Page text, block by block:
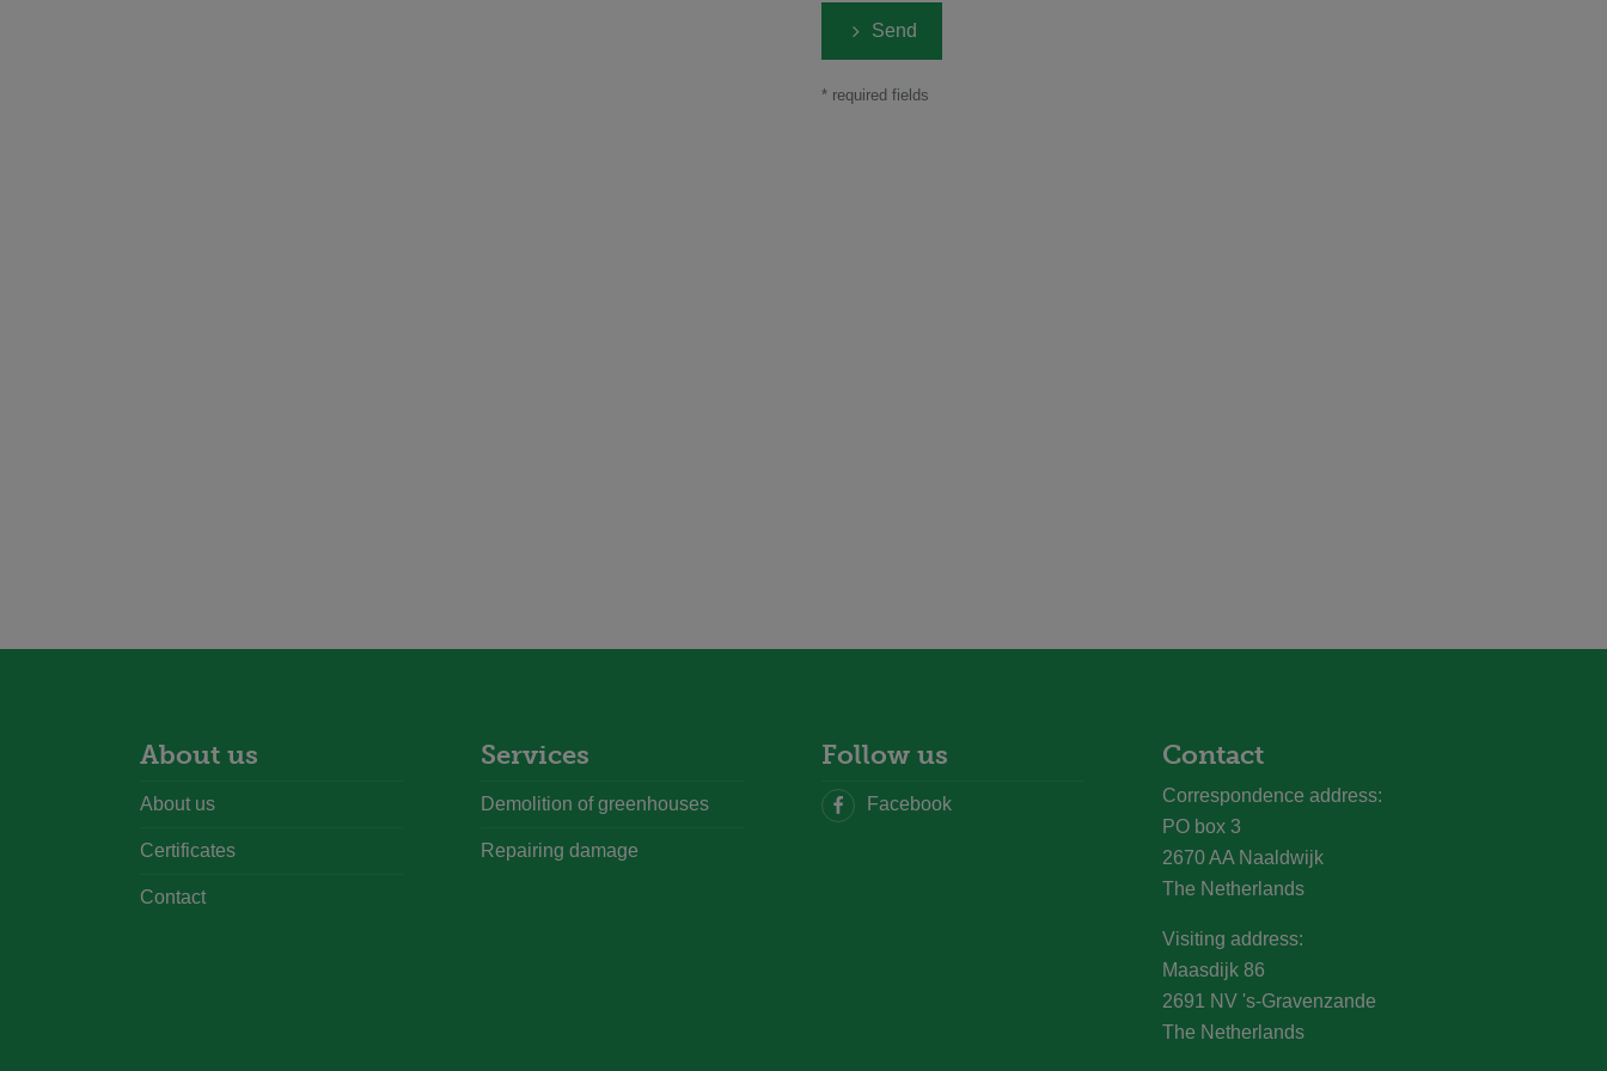
Send
* required fields
About us
About us
Certificates
Contact
Services
Demolition of greenhouses
Repairing damage
Follow us
Facebook
Contact
Correspondence address:
PO box 3
2670 AA Naaldwijk
The Netherlands
Visiting address:
Maasdijk 86
2691 NV 's-Gravenzande
The Netherlands